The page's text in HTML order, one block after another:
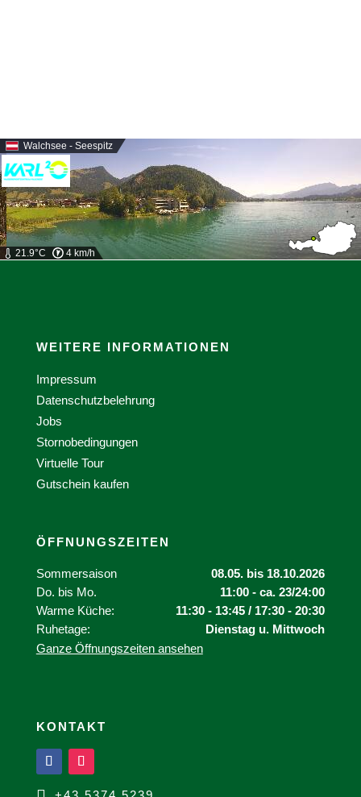
Walchsee - Seespitz
21.9°C 4 km/h
WEITERE INFORMATIONEN
Impressum
Datenschutzbelehrung
Jobs
Stornobedingungen
Virtuelle Tour
Gutschein kaufen
ÖFFNUNGSZEITEN
Sommersaison
08.05. bis 18.10.2026
Do. bis Mo.
11:00 - ca. 23/24:00
Warme Küche:
11:30 - 13:45 / 17:30 - 20:30
Ruhetage:
Dienstag u. Mittwoch
Ganze Öffnungszeiten ansehen
KONTAKT